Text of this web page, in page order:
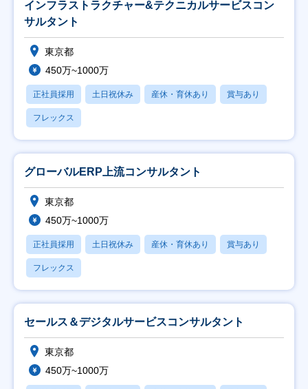
インフラストラクチャー&テクニカルサービスコン
サルタント
東京都
450万~1000万
正社員採用 土日祝休み 産休・育休あり 賞与あり
フレックス
グローバルERP上流コンサルタント
東京都
450万~1000万
正社員採用 土日祝休み 産休・育休あり 賞与あり
フレックス
セールス＆デジタルサービスコンサルタント
東京都
450万~1000万